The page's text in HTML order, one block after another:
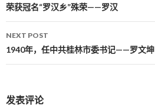
Post navigation
荣获冠名“罗汉乡”殊荣——罗汉
NEXT POST
1940年，任中共桂林市委书记——罗文坤
发表评论